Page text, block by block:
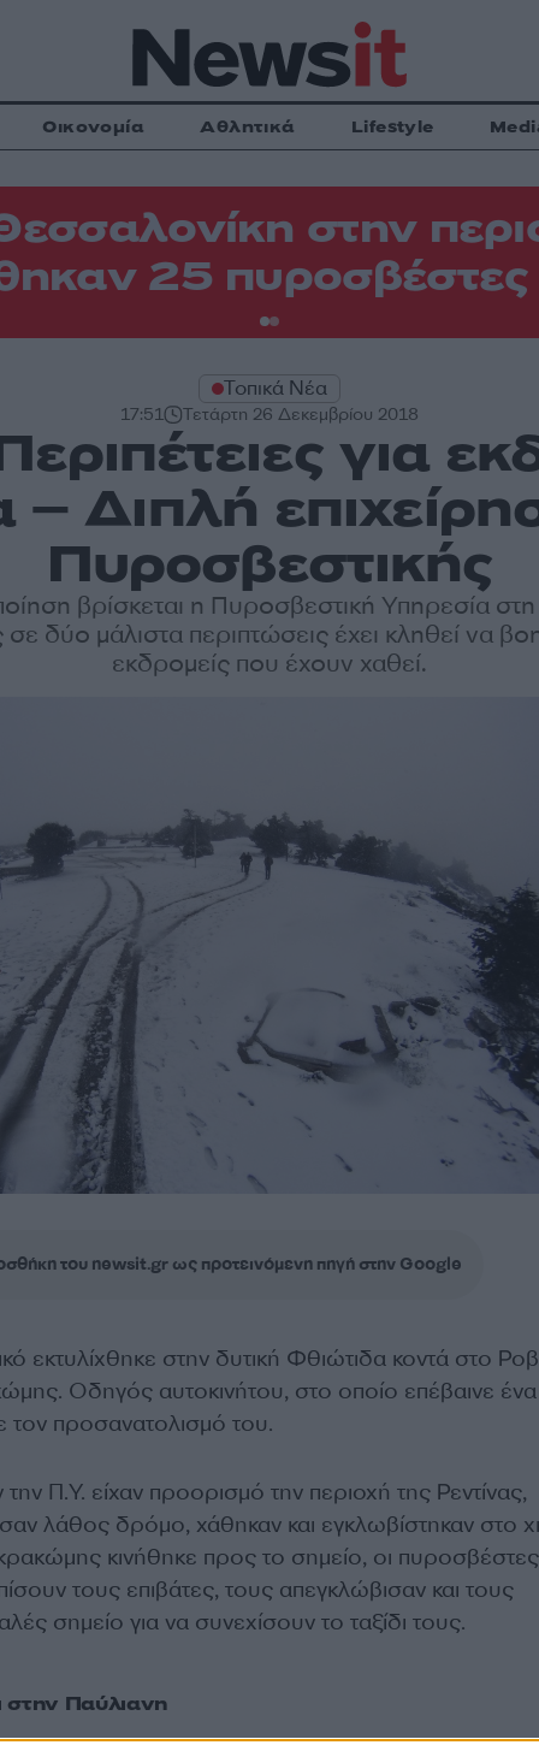
Οικονομία Αθλητικά Lifestyle
στην
25 πυροσβέστες
Τοπικά Νέα
17:51 Τετάρτη 26 Δεκεμβρίου 2018
για
– Διπλή
Πυροσβεστικής
βρίσκεται η Πυροσβεστική Υπηρεσία
δύο μάλιστα περιπτώσεις έχει κληθεί να
εκδρομείς που έχουν χαθεί.
του newsit.gr ως προτεινόμενη πηγή στην Google
εκτυλίχθηκε στην δυτική Φθιώτιδα κοντά στο
Οδηγός αυτοκινήτου, στο οποίο επέβαινε ένα
τον προσανατολισμό του.
Π.Υ. είχαν προορισμό την περιοχή της Ρεντίνας,
λάθος δρόμο, χάθηκαν και εγκλωβίστηκαν στο
κινήθηκε προς το σημείο, οι πυροσβέστες
τους επιβάτες, τους απεγκλώβισαν και τους
σημείο για να συνεχίσουν το ταξίδι τους.
στην Παύλιανη